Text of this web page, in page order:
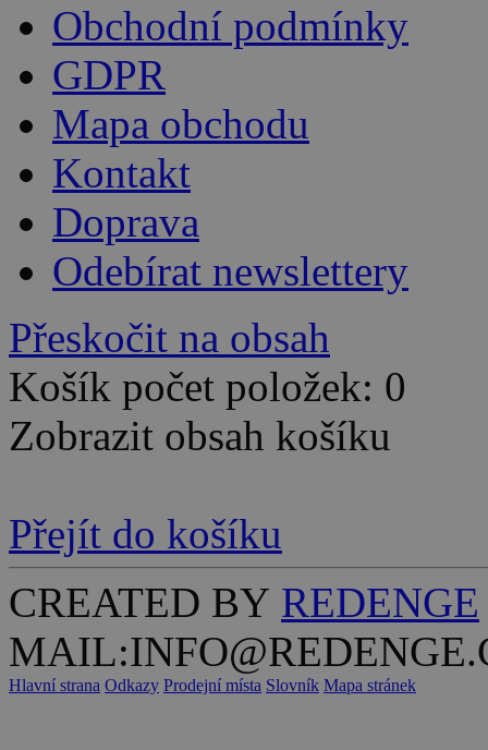
Obchodní podmínky
GDPR
Mapa obchodu
Kontakt
Doprava
Odebírat newslettery
Přeskočit na obsah
Košík počet položek: 0
Zobrazit obsah košíku
Přejít do košíku
CREATED BY REDENGE
Hlavní strana Odkazy Prodejní místa Slovník Mapa stránek